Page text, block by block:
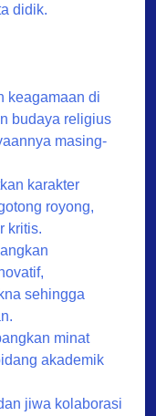
didik.
keagamaan di
budaya religius
masing-
karakter
royong,
kritis.
sehingga
minat
akademik
jiwa kolaborasi